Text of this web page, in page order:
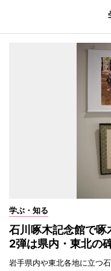
学ぶ・知る
石川啄木記念館で
2弾は県内・東北の
岩手県内や東北各地に立つ